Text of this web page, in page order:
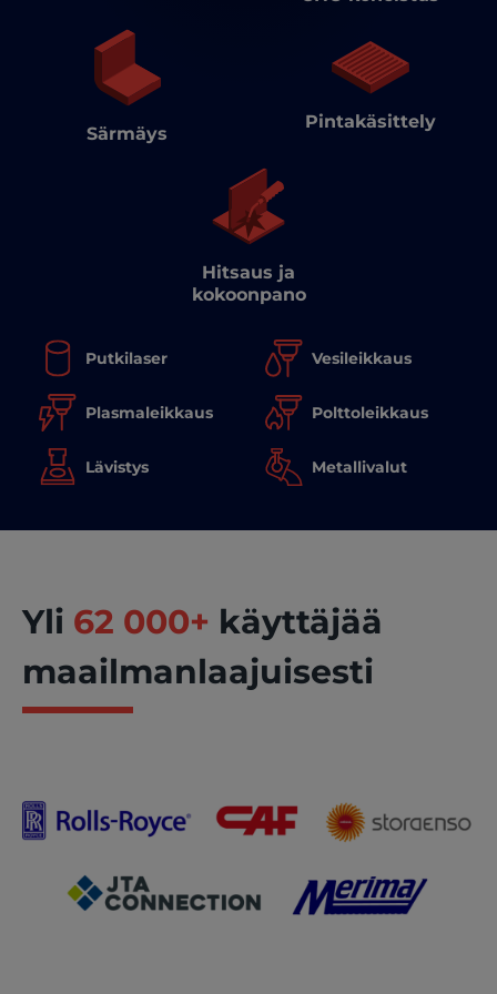
Särmäys
Pintakäsittely
Hitsaus ja
kokoonpano
Putkilaser Vesileikkaus
Plasmaleikkaus Polttoleikkaus
Lävistys Metallivalut
Yli 62 000+ käyttäjää
maailmanlaajuisesti